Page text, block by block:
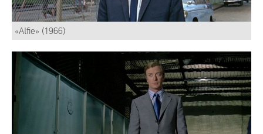
«Alfie» (1966)